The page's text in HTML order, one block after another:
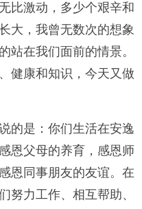
比激动，多少个艰辛和
大，我曾无数次的想象
站在我们面前的情景。
健康和知识，今天又做
的是：你们生活在安逸
恩父母的养育，感恩师
恩同事朋友的友谊。在
努力工作、相互帮助、